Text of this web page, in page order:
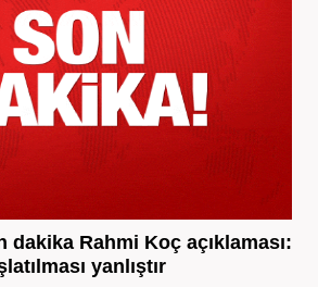
dakika Rahmi Koç açıklaması:
yanlıştır